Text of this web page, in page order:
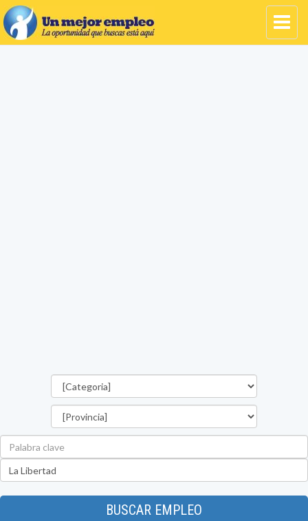
BUSCAR EMPLEO